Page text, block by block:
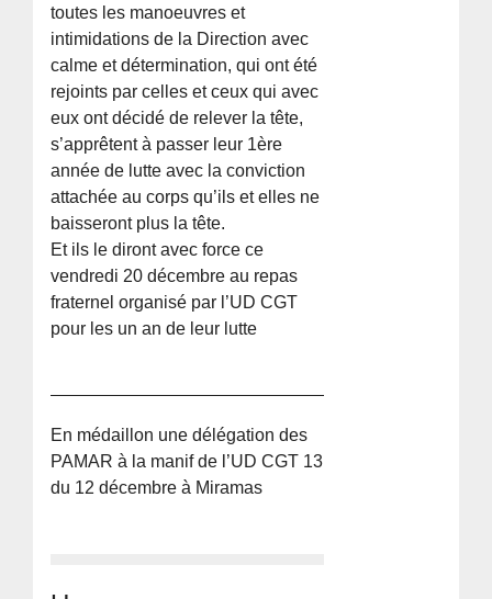
toutes les manoeuvres et
intimidations de la Direction avec
calme et détermination, qui ont été
rejoints par celles et ceux qui avec
eux ont décidé de relever la tête,
s’apprêtent à passer leur 1ère
année de lutte avec la conviction
attachée au corps qu’ils et elles ne
baisseront plus la tête.
Et ils le diront avec force ce
vendredi 20 décembre au repas
fraternel organisé par l’UD CGT
pour les un an de leur lutte
En médaillon une délégation des
PAMAR à la manif de l’UD CGT 13
du 12 décembre à Miramas